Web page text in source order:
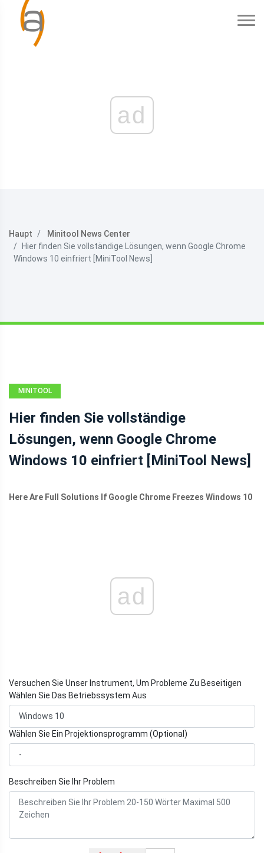
ad
Haupt
Minitool News Center
Hier finden Sie vollständige Lösungen, wenn Google Chrome
Windows 10 einfriert [MiniTool News]
MINITOOL
Hier finden Sie vollständige
Lösungen, wenn Google Chrome
Windows 10 einfriert [MiniTool News]
Here Are Full Solutions If Google Chrome Freezes Windows 10
ad
Versuchen Sie Unser Instrument, Um Probleme Zu Beseitigen
Wählen Sie Das Betriebssystem Aus
Wählen Sie Ein Projektionsprogramm (Optional)
Beschreiben Sie Ihr Problem